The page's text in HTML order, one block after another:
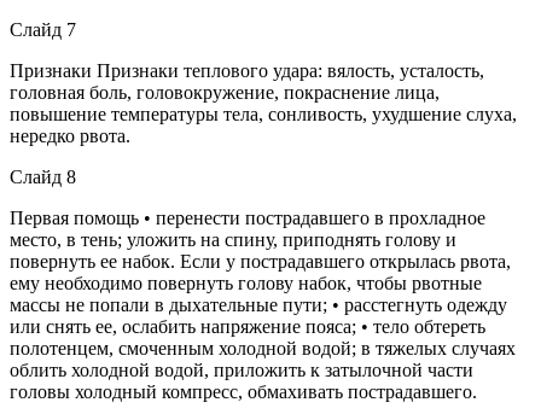
Слайд 7
Признаки Признаки теплового удара: вялость, усталость,
головная боль, головокружение, покраснение лица,
повышение температуры тела, сонливость, ухудшение слуха,
нередко рвота.
Слайд 8
Первая помощь • перенести пострадавшего в прохладное
место, в тень; уложить на спину, приподнять голову и
повернуть ее набок. Если у пострадавшего открылась рвота,
ему необходимо повернуть голову набок, чтобы рвотные
массы не попали в дыхательные пути; • расстегнуть одежду
или снять ее, ослабить напряжение пояса; • тело обтереть
полотенцем, смоченным холодной водой; в тяжелых случаях
облить холодной водой, приложить к затылочной части
головы холодный компресс, обмахивать пострадавшего.